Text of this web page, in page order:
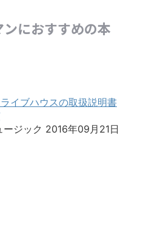
におすすめの本
イブハウスの取扱説明書
ージック 2016年09月21日